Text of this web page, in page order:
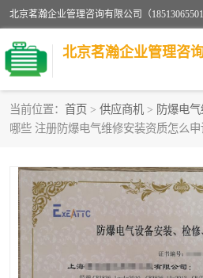
北京茗瀚企业管理咨
当前位置： 首页 > 供应商机 > 防爆电
哪些 注册防爆电气维修安装资质怎么申
烟道清洗资质
清洗资质
防爆电气维修安装资质